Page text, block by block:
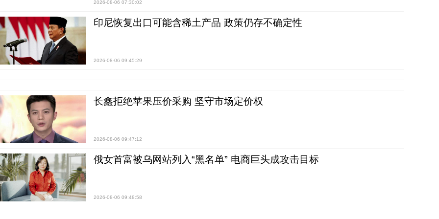
2026-08-06 07:30:02
印尼恢复出口可能含稀土产品 政策仍存不确定性
2026-08-06 09:45:29
长鑫拒绝苹果压价采购 坚守市场定价权
2026-08-06 09:47:12
俄女首富被乌网站列入“黑名单” 电商巨头成攻击目标
2026-08-06 09:48:58